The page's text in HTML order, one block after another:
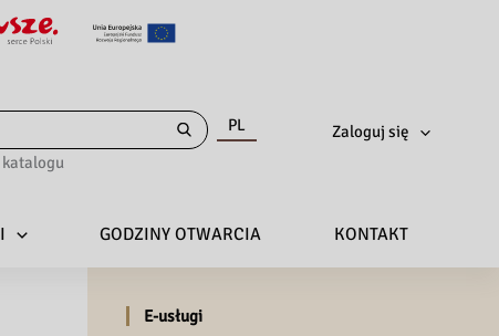
PL Zaloguj się
GODZINY OTWARCIA KONTAKT
E-usługi